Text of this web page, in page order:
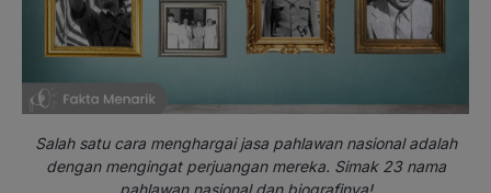
Salah satu cara menghargai jasa pahlawan nasional adalah
dengan mengingat perjuangan mereka. Simak 23 nama
pahlawan nasional dan biografinya!